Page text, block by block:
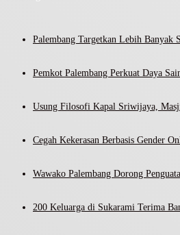
Palembang Targetkan Lebih Banyak
Pemkot Palembang Perkuat Daya
Usung Filosofi Kapal Sriwijaya,
Cegah Kekerasan Berbasis Gender
Wawako Palembang Dorong
200 Keluarga di Sukarami Terima